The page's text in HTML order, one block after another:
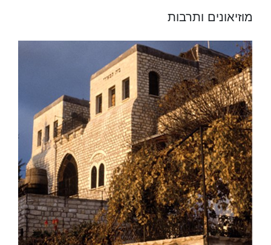
מוזיאונים ותרבות